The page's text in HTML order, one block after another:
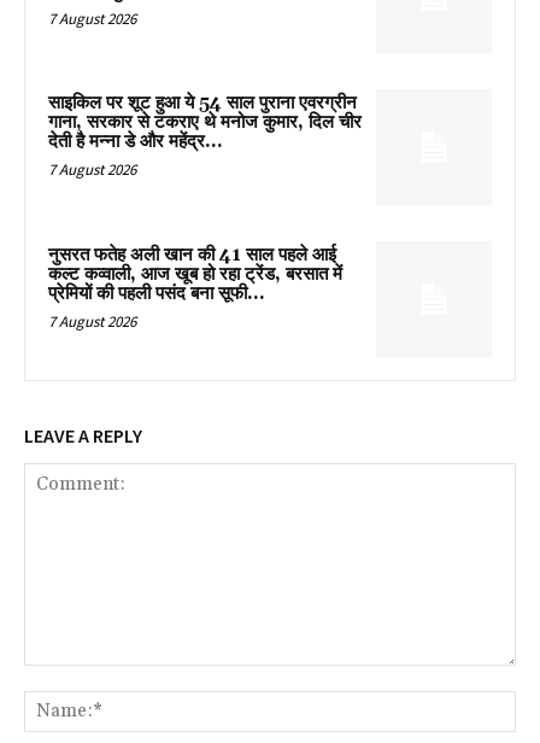
7 August 2026
साइकिल पर शूट हुआ ये 54 साल पुराना एवरग्रीन
गाना, सरकार से टकराए थे मनोज कुमार, दिल चीर
देती है मन्ना डे और महेंद्र...
7 August 2026
नुसरत फतेह अली खान की 41 साल पहले आई
कल्ट कव्वाली, आज खूब हो रहा ट्रेंड, बरसात में
प्रेमियों की पहली पसंद बना सूफी...
7 August 2026
LEAVE A REPLY